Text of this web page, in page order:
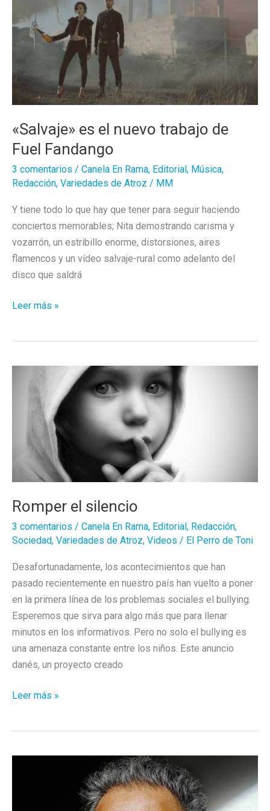
«Salvaje» es el nuevo trabajo de
Fuel Fandango
3 comentarios / Canela En Rama, Editorial, Música,
Redacción, Variedades de Atroz / MM
Y tiene todo lo que hay que tener para seguir haciendo
conciertos memorables; Nita demostrando carisma y
vozarrón, un estribillo enorme, distorsiones, aires
flamencos y un vídeo salvaje-rural como adelanto del
disco que saldrá
«Salvaje»
Fandango
Leer más »
Romper el silencio
3 comentarios / Canela En Rama, Editorial, Redacción,
Sociedad, Variedades de Atroz, Videos / El Perro de Toni
Desafortunadamente, los acontecimientos que han
pasado recientemente en nuestro país han vuelto a poner
en la primera línea de los problemas sociales el bullying.
Esperemos que sirva para algo más que para llenar
minutos en los informativos. Pero no solo el bullying es
una amenaza constante entre los niños. Este anuncio
danés, un proyecto creado
Romper
Leer más »